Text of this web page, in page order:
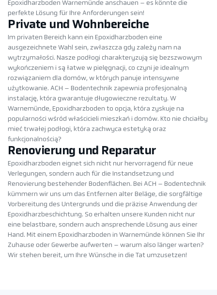
Epoxidharzboden Warnemünde anschauen – es könnte die
perfekte Lösung für Ihre Anforderungen sein!
Private und Wohnbereiche
Im privaten Bereich kann ein Epoxidharzboden eine
ausgezeichnete Wahl sein, zwłaszcza gdy zależy nam na
wytrzymałości. Nasze podłogi charakteryzują się bezszwowym
wykończeniem i są łatwe w pielęgnacji, co czyni je idealnym
rozwiązaniem dla domów, w których panuje intensywne
użytkowanie. ACH – Bodentechnik zapewnia profesjonalną
instalację, która gwarantuje długowieczne rezultaty. W
Warnemünde, Epoxidharzboden to opcja, która zyskuje na
popularności wśród właścicieli mieszkań i domów. Kto nie chciałby
mieć trwałej podłogi, która zachwyca estetyką oraz
funkcjonalnością?
Renovierung und Reparatur
Epoxidharzboden eignet sich nicht nur hervorragend für neue
Verlegungen, sondern auch für die Instandsetzung und
Renovierung bestehender Bodenflächen. Bei ACH – Bodentechnik
kümmern wir uns um das Entfernen alter Beläge, die sorgfältige
Vorbereitung des Untergrunds und die präzise Anwendung der
Epoxidharzbeschichtung. So erhalten unsere Kunden nicht nur
eine belastbare, sondern auch ansprechende Lösung aus einer
Hand. Mit einem Epoxidharzboden in Warnemünde können Sie Ihr
Zuhause oder Gewerbe aufwerten – warum also länger warten?
Wir stehen bereit, um Ihre Wünsche in die Tat umzusetzen!